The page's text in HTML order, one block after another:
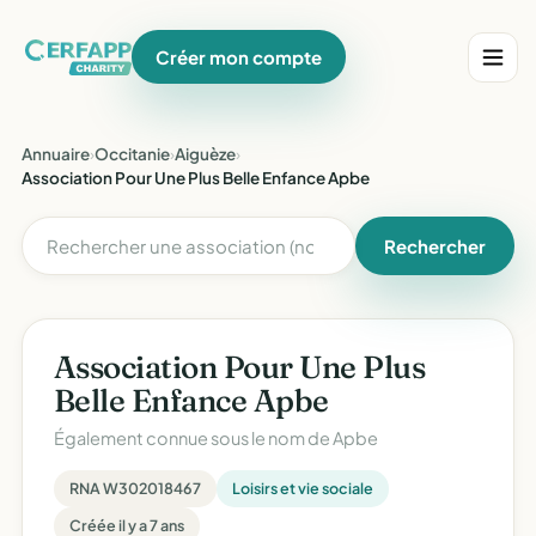
Créer mon compte
Annuaire›Occitanie›Aiguèze›
Association Pour Une Plus Belle Enfance Apbe
Rechercher
Association Pour Une Plus
Belle Enfance Apbe
Également connue sous le nom deApbe
RNA W302018467
Loisirs et vie sociale
Créée il y a 7 ans